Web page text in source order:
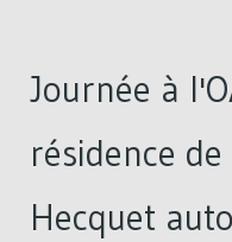
Journée à
résidence
Hecquet